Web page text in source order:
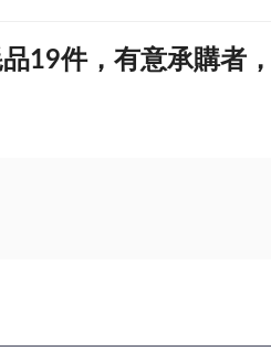
19件，有意承購者